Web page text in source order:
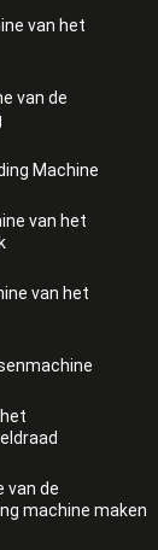
van het
van de
Machine
van het
van het
van de
machine maken